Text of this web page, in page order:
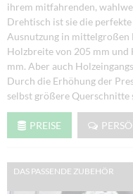
ihrem mitfahrenden,
Drehtisch ist sie die
Ausnutzung in mittelgroßen
Holzbreite von 205 mm und
mm. Aber auch
Durch die Erhöhung der
selbst größere
PREISE
DAS PASSENDE ZUBEHÖR